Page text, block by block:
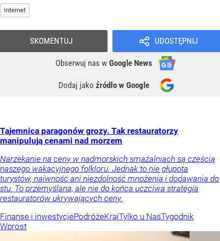
Internet
UDOSTĘPNIJ
Obserwuj nas w Google News
Dodaj jako źródło w Google
SKOMENTUJ
Tajemnica paragonów grozy. Tak restauratorzy
manipulują cenami nad morzem
Narzekanie na ceny w nadmorskich smażalniach są częścią
naszego wakacyjnego folkloru. Jednak to nie głupota
turystów, naiwność ani niezdolność mnożenia i dodawania do
stu. To przemyślana, ale nie do końca uczciwa strategia
restauratorów ukrywających ceny.
Finanse i inwestycjePodróżeKrajTylko u NasTygodnik
Wprost